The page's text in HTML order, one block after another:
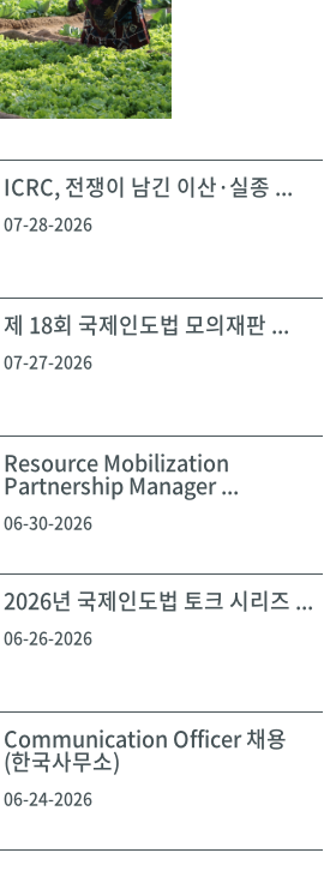
ICRC, 전쟁이 남긴 이산·실종 ...
07-28-2026
제 18회 국제인도법 모의재판 ...
07-27-2026
Resource Mobilization
Partnership Manager ...
06-30-2026
2026년 국제인도법 토크 시리즈 ...
06-26-2026
Communication Officer 채용
(한국사무소)
06-24-2026